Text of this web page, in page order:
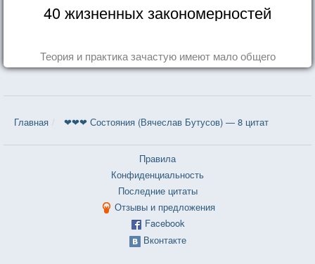
40 жизненных закономерностей
Теория и практика зачастую имеют мало общего
Главная ❤❤❤ Состояния (Вячеслав Бутусов) — 8 цитат
Правила
Конфиденциальность
Последние цитаты
Отзывы и предложения
Facebook
Вконтакте